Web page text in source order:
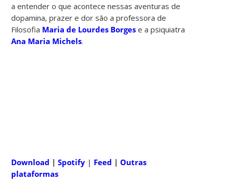
a entender o que acontece nessas aventuras de
dopamina, prazer e dor são a professora de
Filosofia Maria de Lourdes Borges e a psiquiatra
Ana Maria Michels.
Download |Spotify | Feed |Outras
plataformas